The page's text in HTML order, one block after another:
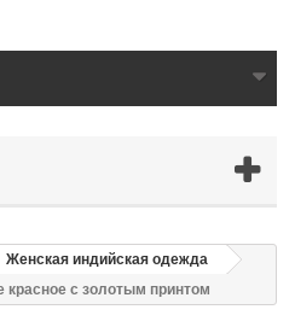
Женская индийская одежда
красное с золотым принтом